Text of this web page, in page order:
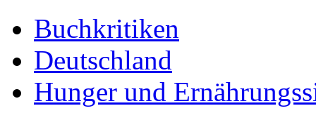
Buchkritiken
Deutschland
Hunger und